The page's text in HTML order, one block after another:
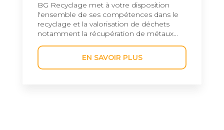
BG Recyclage met à votre disposition
l'ensemble de ses compétences dans le
recyclage et la valorisation de déchets
notamment la récupération de métaux...
EN SAVOIR PLUS